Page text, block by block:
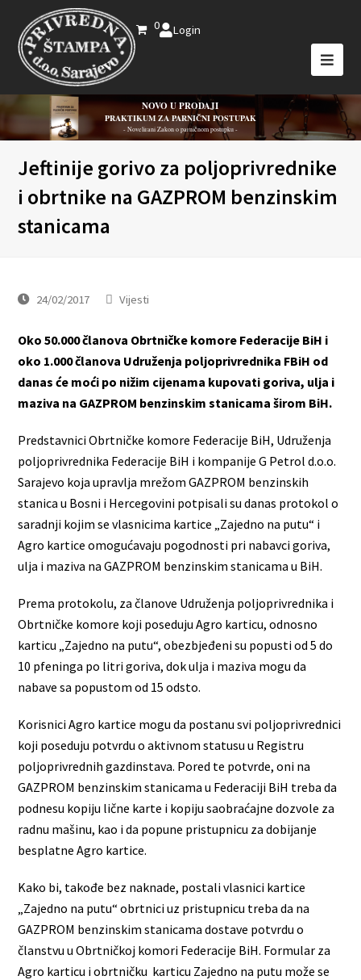
0 Login
NOVO U PRODAJI
PRAKTIKUM ZA PARNIČNI POSTUPAK
- Novelirani Zakon o parničnom postupku -
Jeftinije gorivo za poljoprivrednike
i obrtnike na GAZPROM benzinskim
stanicama
24/02/2017 Vijesti
Oko 50.000 članova Obrtničke komore Federacije BiH i
oko 1.000 članova Udruženja poljoprivrednika FBiH od
danas će moći po nižim cijenama kupovati goriva, ulja i
maziva na GAZPROM benzinskim stanicama širom BiH.
Predstavnici Obrtničke komore Federacije BiH, Udruženja
poljoprivrednika Federacije BiH i kompanije G Petrol d.o.o.
Sarajevo koja upravlja mrežom GAZPROM benzinskih
stanica u Bosni i Hercegovini potpisali su danas protokol o
saradnji kojim se vlasnicima kartice „Zajedno na putu“ i
Agro kartice omogućavaju pogodnosti pri nabavci goriva,
ulja i maziva na GAZPROM benzinskim stanicama u BiH.
Prema protokolu, za članove Udruženja poljoprivrednika i
Obrtničke komore koji poseduju Agro karticu, odnosno
karticu „Zajedno na putu“, obezbjeđeni su popusti od 5 do
10 pfeninga po litri goriva, dok ulja i maziva mogu da
nabave sa popustom od 15 odsto.
Korisnici Agro kartice mogu da postanu svi poljoprivrednici
koji poseduju potvrdu o aktivnom statusu u Registru
poljoprivrednih gazdinstava. Pored te potvrde, oni na
GAZPROM benzinskim stanicama u Federaciji BiH treba da
podnesu kopiju lične karte i kopiju saobraćajne dozvole za
radnu mašinu, kao i da popune pristupnicu za dobijanje
besplatne Agro kartice.
Kako bi, takođe bez naknade, postali vlasnici kartice
„Zajedno na putu“ obrtnici uz pristupnicu treba da na
GAZPROM benzinskim stanicama dostave potvrdu o
članstvu u Obrtničkoj komori Federacije BiH. Formular za
Agro karticu i obrtničku karticu Zajedno na putu može se